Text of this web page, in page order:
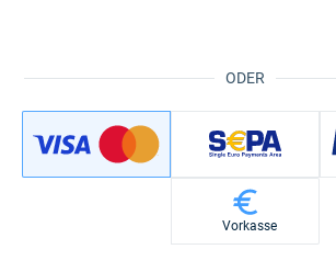
ODER
Vorkasse